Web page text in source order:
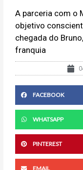
A parceria com o
objetivo
chegada do
franquia
FACEBOOK
WHATSAPP
PINTEREST
EMAIL